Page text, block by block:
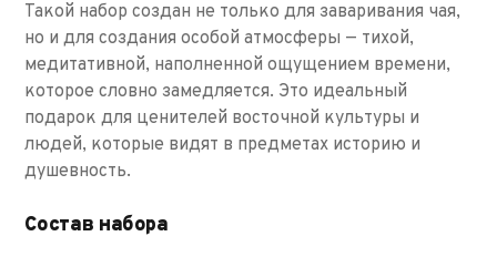
Такой набор создан не только для заваривания чая,
но и для создания особой атмосферы — тихой,
медитативной, наполненной ощущением времени,
которое словно замедляется. Это идеальный
подарок для ценителей восточной культуры и
людей, которые видят в предметах историю и
душевность.
Состав набора